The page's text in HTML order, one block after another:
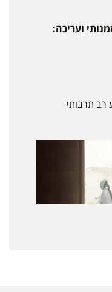
ועריכה:
רב תרבותי